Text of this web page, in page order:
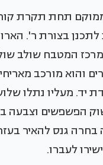
תחת תקרת
בצורת ר'.
המטבח שולב
3 מטרים והוא מורכב
יד. מעליו נתלו
הפשפשים וצבעה
גנס להאיר
לעברו.